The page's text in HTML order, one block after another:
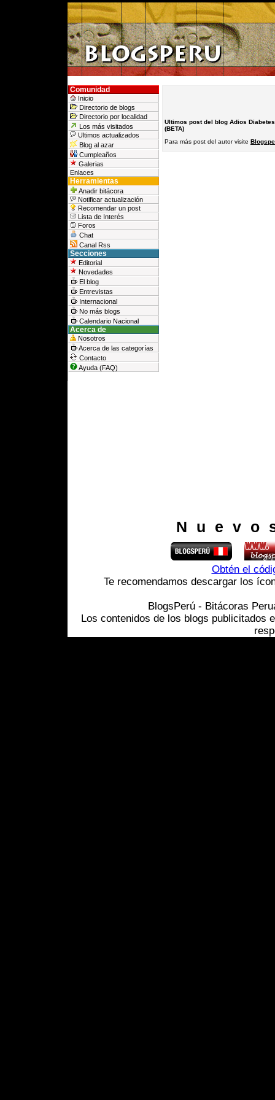
Comunidad
Inicio
Directorio de blogs
Directorio por localidad
Los más visitados
Ultimos actualizados
Blog al azar
Cumpleaños
Galerias
Enlaces
Herramientas
Anadir bitácora
Notificar actualización
Recomendar un post
Lista de Interés
Foros
Chat
Canal Rss
Secciones
Editorial
Novedades
El blog
Entrevistas
Internacional
No más blogs
Calendario Nacional
Acerca de
Nosotros
Acerca de las categorías
Contacto
Ayuda (FAQ)
Ultimos post del blog Adios
(BETA)
Para más post del autor visite
Obtén el
Te recomendamos descargar los
BlogsPerú - Bitácoras
Los contenidos de los blogs publicitados